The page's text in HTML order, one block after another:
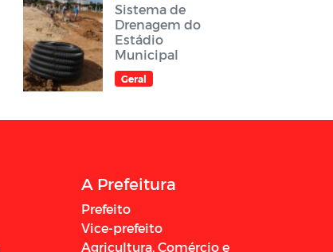
Sistema de
Drenagem do
Estádio
Municipal
Geral
A Prefeitura
Prefeito
Vice-prefeito
Agricultura, Comércio e